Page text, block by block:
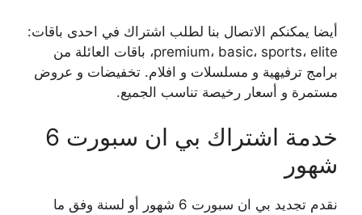
أيضا يمكنكم الاتصال بنا لطلب اشتراك في احدى باقات:
premium، basic، sports، elite، باقات العائلة من
برامج ترفيهية و مسلسلات و افلام. تخفيضات و عروض
مستمرة و أسعار رخيصة تناسب الجميع.
خدمة اشتراك بي ان سبورت 6
شهور
نقدم تجديد بي ان سبورت 6 شهور أو لسنة وفق ما